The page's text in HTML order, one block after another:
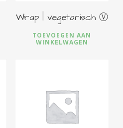
Wrap | vegetarisch Ⓥ
TOEVOEGEN AAN
WINKELWAGEN
€6,00